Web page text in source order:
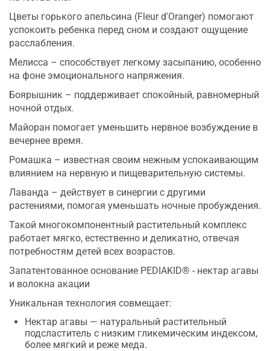
Цветы горького апельсина (Fleur d'Oranger) помогают
успокоить ребенка перед сном и создают ощущение
расслабления.
Мелисса – способствует легкому засыпанию, особенно
на фоне эмоционального напряжения.
Боярышник – поддерживает спокойный, равномерный
ночной отдых.
Майоран помогает уменьшить нервное возбуждение в
вечернее время.
Ромашка – известная своим нежным успокаивающим
влиянием на нервную и пищеварительную системы.
Лаванда – действует в синергии с другими
растениями, помогая уменьшать ночные пробуждения.
Такой многокомпонентный растительный комплекс
работает мягко, естественно и деликатно, отвечая
потребностям детей всех возрастов.
Запатентованное основание PEDIAKID® - нектар агавы
и волокна акации
Уникальная технология совмещает:
Нектар агавы — натуральный растительный
подсластитель с низким гликемическим индексом,
более мягкий и реже меда.